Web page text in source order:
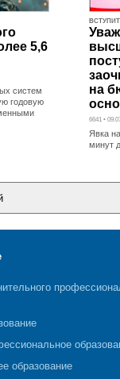
5,6
систем
годовую
на
6641 •
Явка
минут
образование